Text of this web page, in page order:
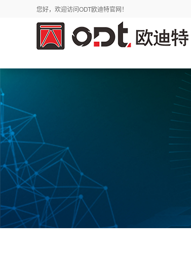
您好，欢迎访问ODT欧迪特官网！